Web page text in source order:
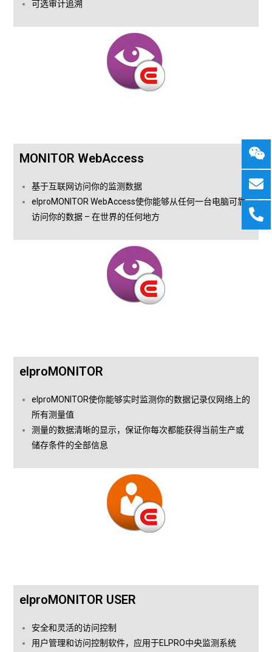
可选审计追溯
MONITOR WebAccess
基于互联网访问你的监测数据
elproMONITOR WebAccess使你能够从任何一台电脑可靠
访问你的数据 – 在世界的任何地方
elproMONITOR
elproMONITOR使你能够实时监测你的数据记录仪网络上的
所有测量值
测量的数据清晰的显示，保证你每次都能获得当前生产或
储存条件的全部信息
elproMONITOR USER
安全和灵活的访问控制
用户管理和访问控制软件，应用于ELPRO中央监测系统